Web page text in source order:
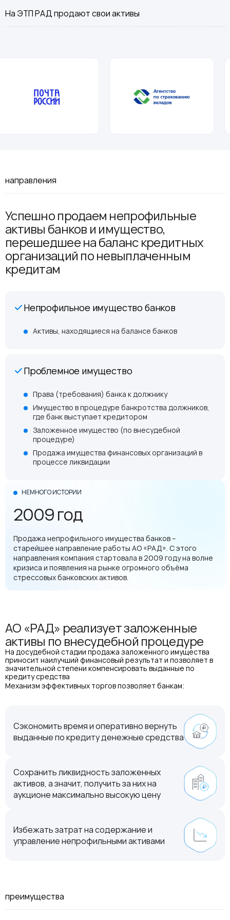
На ЭТП РАД продают свои активы
направления
Успешно продаем непрофильные
активы банков и имущество,
перешедшее на баланс кредитных
организаций по невыплаченным
кредитам
НЕМНОГО ИСТОРИИ
2009 год
Продажа непрофильного имущества банков –
старейшее направление работы АО «РАД». С этого
направления компания стартовала в 2009 году на волне
кризиса и появления на рынке огромного объёма
стрессовых банковских активов.
Непрофильное имущество банков
Активы, находящиеся на балансе банков
Проблемное имущество
Права (требования) банка к должнику
Имущество в процедуре банкротства должников,
где банк выступает кредитором
Заложенное имущество (по внесудебной
процедуре)
Продажа имущества финансовых организаций в
процессе ликвидации
АО «РАД» реализует заложенные
активы по внесудебной процедуре
На досудебной стадии продажа заложенного имущества
приносит наилучший финансовый результат и позволяет в
значительной степени компенсировать выданные по
кредиту средства
Механизм эффективных торгов позволяет банкам:
Сэкономить время и оперативно вернуть
выданные по кредиту денежные средства
Сохранить ликвидность заложенных
активов, а значит, получить за них на
аукционе максимально высокую цену
Избежать затрат на содержание и
управление непрофильными активами
преимущества